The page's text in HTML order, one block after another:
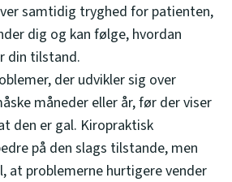
samtidig tryghed for patienten,
dig og kan følge, hvordan
din tilstand.
der udvikler sig over
måneder eller år, før der viser
den er gal. Kiropraktisk
på den slags tilstande, men
at problemerne hurtigere vender